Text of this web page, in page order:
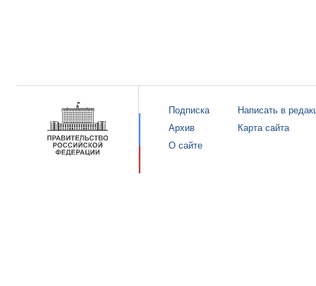
Подписка
Архив
О сайте
Написать в
Карта сайта